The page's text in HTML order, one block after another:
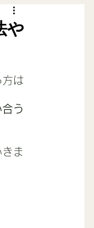
や
は
う
ま